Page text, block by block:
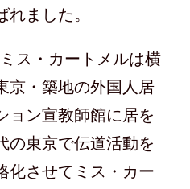
れました。
ス・カートメルは横
京・築地の外国人居
ョン宣教師館に居を
の東京で伝道活動を
化させてミス・カー